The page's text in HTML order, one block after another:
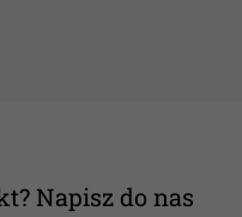
Napisz do nas